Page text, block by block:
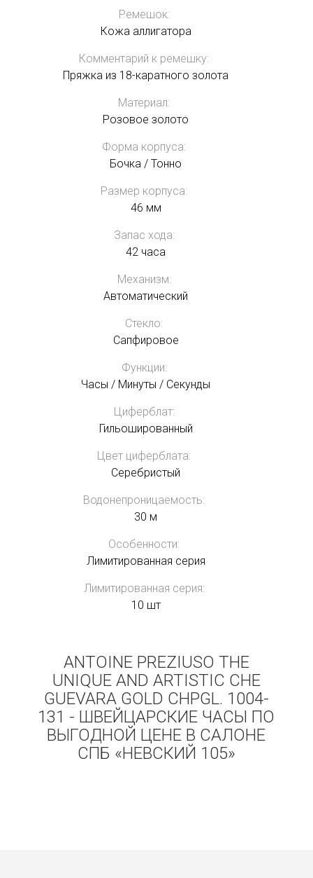
Ремешок:
Кожа аллигатора
Комментарий к ремешку:
Пряжка из 18-каратного золота
Материал:
Розовое золото
Форма корпуса:
Бочка / Тонно
Размер корпуса:
46 мм
Запас хода:
42 часа
Механизм:
Автоматический
Стекло:
Сапфировое
Функции:
Часы / Минуты / Секунды
Циферблат:
Гильошированный
Цвет циферблата:
Серебристый
Водонепроницаемость:
30 м
Особенности:
Лимитированная серия
Лимитированная серия:
10 шт
ANTOINE PREZIUSO THE
UNIQUE AND ARTISTIC CHE
GUEVARA GOLD CHPGL. 1004-
131 - ШВЕЙЦАРСКИЕ ЧАСЫ ПО
ВЫГОДНОЙ ЦЕНЕ В САЛОНЕ
СПБ «НЕВСКИЙ 105»